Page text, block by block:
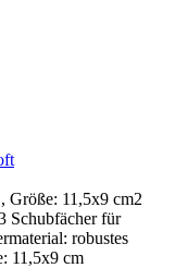
Größe: 11,5x9 cm2
Schubfächer für
robustes
11,5x9 cm